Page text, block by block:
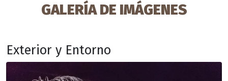
GALERÍA DE IMÁGENES
Exterior y Entorno